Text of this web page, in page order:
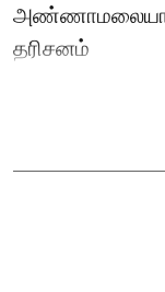
அண்ணாமலையார்
தரிசனம்